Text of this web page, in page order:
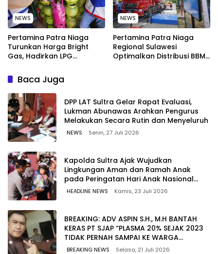
NEWS
Pertamina Patra Niaga
Turunkan Harga Bright
Gas, Hadirkan LPG
Lebih Kompetitif
NEWS
Pertamina Patra Niaga
Regional Sulawesi
Optimalkan Distribusi BBM
Baca Juga
‎DPP LAT Sultra Gelar Rapat Evaluasi,
Lukman Abunawas Arahkan Pengurus
Melakukan Secara Rutin dan Menyeluruh
NEWS Senin, 27 Juli 2026
Kapolda Sultra Ajak Wujudkan
Lingkungan Aman dan Ramah Anak
pada Peringatan Hari Anak Nasional
2026
HEADLINE NEWS Kamis, 23 Juli 2026
BREAKING: ADV ASPIN S.H., M.H BANTAH
KERAS PT SJAP “PLASMA 20% SEJAK 2023
TIDAK PERNAH SAMPAI KE WARGA
WAWOONE!
BREAKING NEWS Selasa, 21 Juli 2026